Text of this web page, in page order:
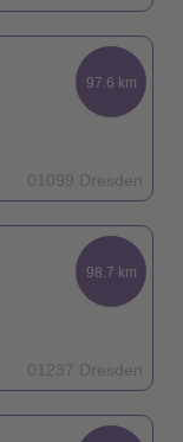
97.6 km
01099 Dresden
98.7 km
01237 Dresden